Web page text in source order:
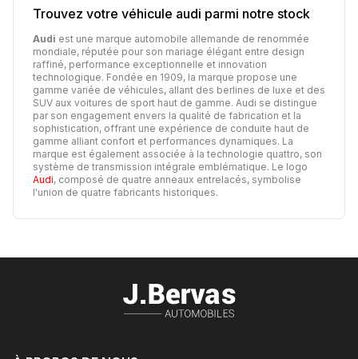
Trouvez votre véhicule audi parmi notre stock
Audi est une marque automobile allemande de renommée
mondiale, réputée pour son mariage élégant entre design
raffiné, performance exceptionnelle et innovation
technologique. Fondée en 1909, la marque propose une
gamme variée de véhicules, allant des berlines de luxe et des
SUV aux voitures de sport haut de gamme. Audi se distingue
par son engagement envers la qualité de fabrication et la
sophistication, offrant une expérience de conduite haut de
gamme alliant confort et performances dynamiques. La
marque est également associée à la technologie quattro, son
système de transmission intégrale emblématique. Le logo
Audi, composé de quatre anneaux entrelacés, symbolise
l'union de quatre fabricants historiques.